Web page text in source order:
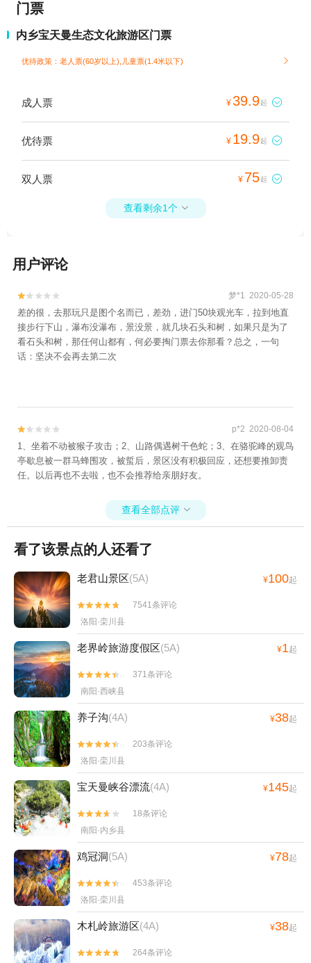
门票
内乡宝天曼生态文化旅游区门票
优待政策：老人票(60岁以上),儿童票(1.4米以下) 
成人票 ¥39.9起 
优待票 ¥ 19.9起 
双人票 ¥ 75起 
查看剩余1个 
用户评论

 梦*1 2020-05-28
差的很，去那玩只是图个名而已，差劲，进门50块观光车，拉到地直
接步行下山，瀑布没瀑布，景没景，就几块石头和树，如果只是为了
看石头和树，那任何山都有，何必要掏门票去你那看？总之，一句
话：坚决不会再去第二次

 p*2 2020-08-04
1、坐着不动被猴子攻击；2、山路偶遇树干色蛇；3、在骆驼峰的观鸟
亭歇息被一群马蜂围攻，被蜇后，景区没有积极回应，还想要推卸责
任。以后再也不去啦，也不会推荐给亲朋好友。
查看全部点评 
看了该景点的人还看了
老君山景区(5A) ¥100起


7541条评论
洛阳·栾川县
老界岭旅游度假区(5A) ¥1起


371条评论
南阳·西峡县
养子沟(4A) ¥38起


203条评论
洛阳·栾川县
宝天曼峡谷漂流(4A) ¥145起


18条评论
南阳·内乡县
鸡冠洞(5A) ¥78起


453条评论
洛阳·栾川县
木札岭旅游区(4A) ¥38起

 264条评论